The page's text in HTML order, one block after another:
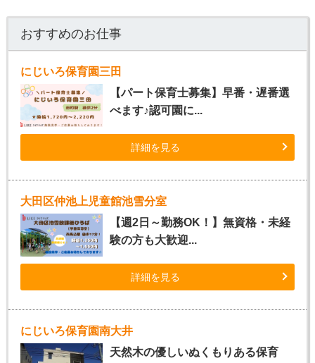
おすすめのお仕事
にじいろ保育園三田
【パート保育士募集】早番・遅番選
べます♪認可園に...
詳細を見る
大田区仲池上児童館池雪分室
【週2日～勤務OK！】無資格・未経
験の方も大歓迎...
詳細を見る
にじいろ保育園南大井
天然木の優しいぬくもりある保育